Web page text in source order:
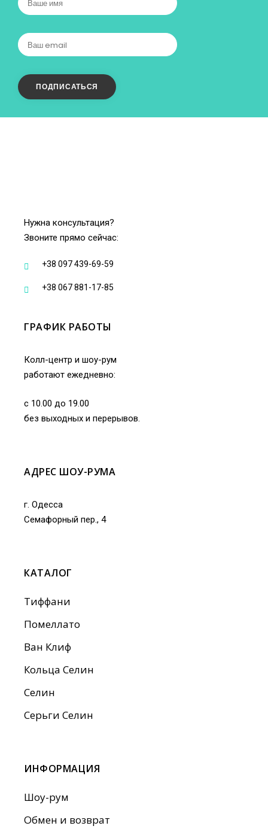
Нужна консультация?
Звоните прямо сейчас:
+38 097 439-69-59
+38 067 881-17-85
ГРАФИК РАБОТЫ
Колл-центр и шоу-рум
работают ежедневно:
с 10.00 до 19.00
без выходных и перерывов.
АДРЕС ШОУ-РУМА
г. Одесса
Семафорный пер., 4
КАТАЛОГ
Тиффани
Помеллато
Ван Клиф
Кольца Селин
Селин
Серьги Селин
ИНФОРМАЦИЯ
Шоу-рум
Обмен и возврат